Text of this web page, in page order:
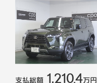
支払総額 1,210.4万円